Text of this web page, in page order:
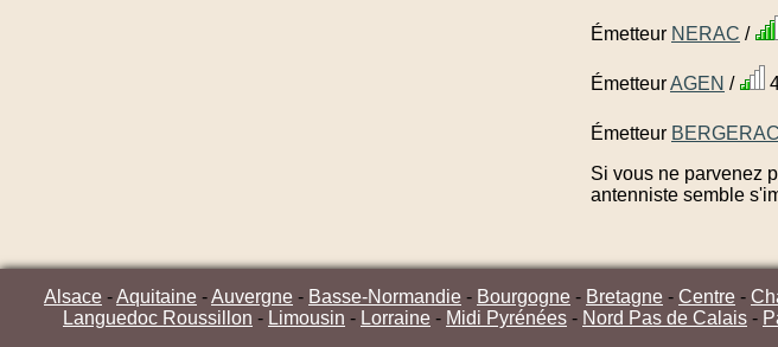
Émetteur NERAC /
ÉmetteurAGEN /
Émetteur BERGERAC
Si vous ne parvenez
antenniste semble
Alsace -Aquitaine -Auvergne - Basse-Normandie - Bourgogne - Bretagne - Centre -
Languedoc Roussillon - Limousin - Lorraine - Midi Pyrénées - Nord Pas de Calais -